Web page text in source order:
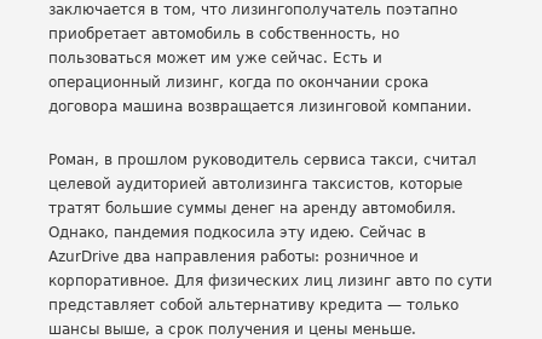
заключается в том, что лизингополучатель поэтапно
приобретает автомобиль в собственность, но
пользоваться может им уже сейчас. Есть и
операционный лизинг, когда по окончании срока
договора машина возвращается лизинговой компании.
Роман, в прошлом руководитель сервиса такси, считал
целевой аудиторией автолизинга таксистов, которые
тратят большие суммы денег на аренду автомобиля.
Однако, пандемия подкосила эту идею. Сейчас в
AzurDrive два направления работы: розничное и
корпоративное. Для физических лиц лизинг авто по сути
представляет собой альтернативу кредита — только
шансы выше, а срок получения и цены меньше.